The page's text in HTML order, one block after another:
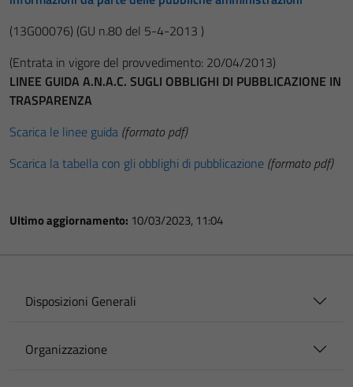
(13G00076) (GU n.80 del 5-4-2013 )
(Entrata in vigore del provvedimento: 20/04/2013)
LINEE GUIDA A.N.A.C. SUGLI OBBLIGHI DI PUBBLICAZIONE IN
TRASPARENZA
Scarica le linee guida (formato pdf)
Scarica la tabella con gli obblighi di pubblicazione (formato pdf)
Ultimo aggiornamento: 10/03/2023, 11:04
Disposizioni Generali
Organizzazione